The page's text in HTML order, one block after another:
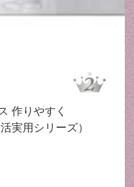
作りやすく
実用シリーズ）